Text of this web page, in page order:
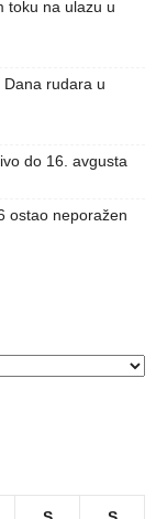
toku na ulazu u
rudara u
do 16. avgusta
ostao neporažen